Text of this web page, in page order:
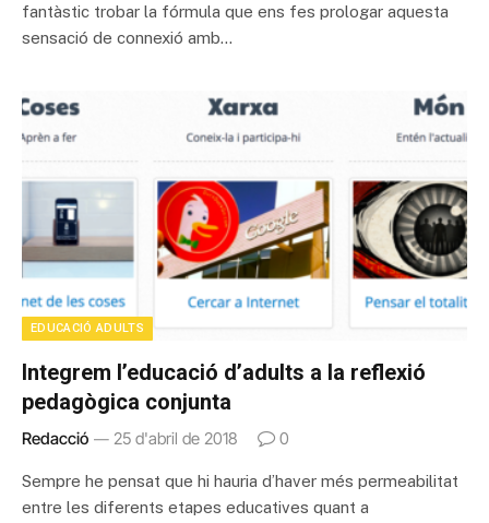
fantàstic trobar la fórmula que ens fes prologar aquesta
sensació de connexió amb…
EDUCACIÓ ADULTS
Integrem l’educació d’adults a la reflexió
pedagògica conjunta
Redacció 25 d'abril de 2018 0
Sempre he pensat que hi hauria d’haver més permeabilitat
entre les diferents etapes educatives quant a